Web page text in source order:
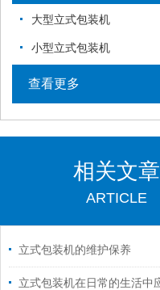
大型立式包装机
小型立式包装机
查看更多
相关文章
ARTICLE
立式包装机的维护保养